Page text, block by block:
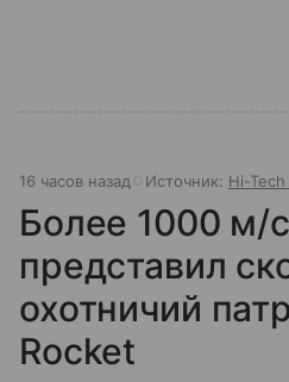
16 часов назад Источник: Hi-Tech
Более 1000 м/
представил
охотничий
Rocket